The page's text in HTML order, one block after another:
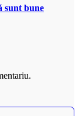
sunt bune